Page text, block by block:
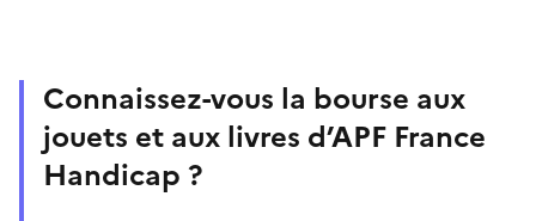
Connaissez-vous la bourse aux
jouets et aux livres d’APF France
Handicap ?